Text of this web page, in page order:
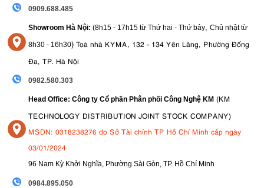
0909.688.485
Showroom Hà Nội: (8h15 - 17h15 từ Thứ hai - Thứ bảy, Chủ nhật từ
8h30 - 16h30) Toà nhà KYMA, 132 - 134 Yên Lãng, Phường Đống
Đa, TP. Hà Nội
0982.580.303
Head Office: Công ty Cổ phần Phân phối Công Nghệ KM (KM
TECHNOLOGY DISTRIBUTION JOINT STOCK COMPANY)
MSDN: 0318238276 do Sở Tài chính TP Hồ Chí Minh cấp ngày
03/01/2024
96 Nam Kỳ Khởi Nghĩa, Phường Sài Gòn, TP. Hồ Chí Minh
0984.895.050